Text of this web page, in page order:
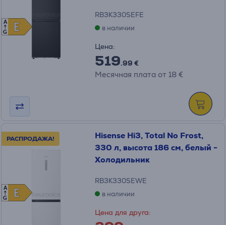
E
E
A
G
RB3K330SEFE
в наличии
Цена:
519.99 €
Месячная плата от 18 €
РАСПРОДАЖА!
E
E
A
G
Hisense Hi3, Total No Frost,
330 л, высота 186 см, белый -
Холодильник
RB3K330SEWE
в наличии
Цена для друга: